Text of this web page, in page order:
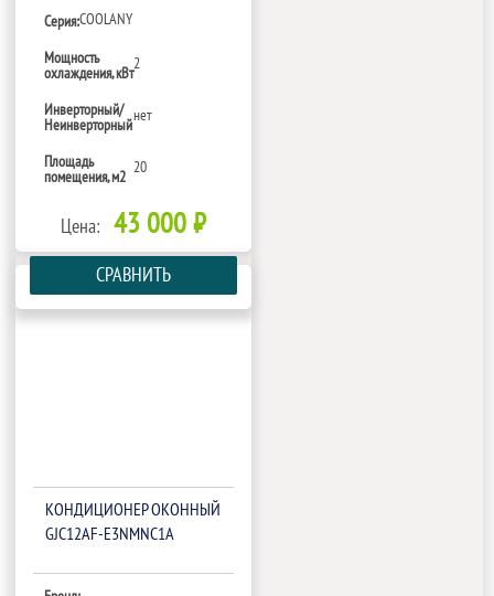
Серия:COOLANY
Мощность
охлаждения, кВт
2
Инверторный/
Неинверторный
нет
Площадь
помещения, м2
20
Цена: 43 000 ₽
СРАВНИТЬ
КОНДИЦИОНЕР ОКОННЫЙ
GJC12AF-E3NMNC1A